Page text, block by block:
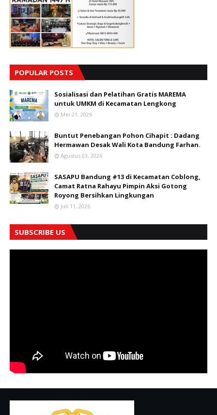
POPULAR POSTS
Sosialisasi dan Pelatihan Gratis MAREMA
untuk UMKM di Kecamatan Lengkong
Mei 21, 2026
Buntut Penebangan Pohon Cihapit : Dadang
Hermawan Desak Wali Kota Bandung Farhan.
Agustus 03, 2026
SASAPU Bandung #13 di Kecamatan Coblong,
Camat Ratna Rahayu Pimpin Aksi Gotong
Royong Bersihkan Lingkungan
Juli 11, 2026
SUBSCRIBE US